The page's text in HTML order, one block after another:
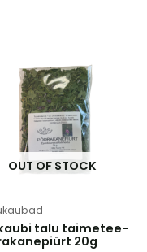
OUT OF STOCK
talu taimetee-
20g